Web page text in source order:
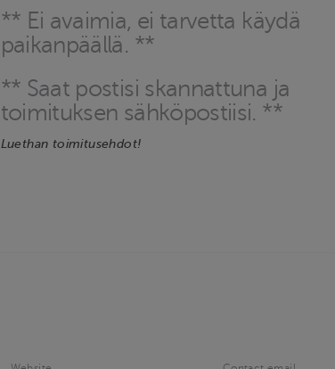
** Ei avaimia, ei tarvetta käydä
paikanpäällä. **
** Saat postisi skannattuna ja
toimituksen sähköpostiisi. **
Luethan toimitusehdot!